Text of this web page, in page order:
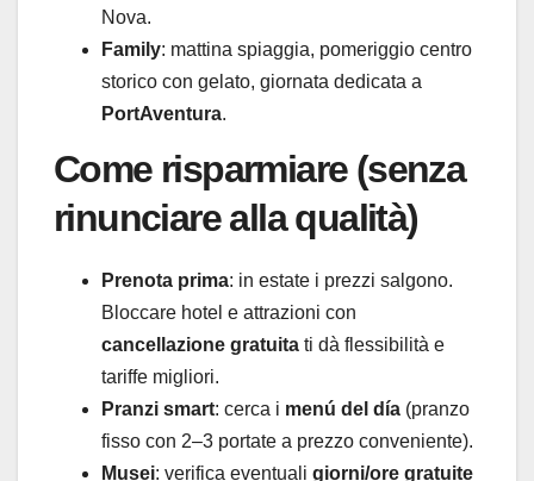
Nova.
Family: mattina spiaggia, pomeriggio centro
storico con gelato, giornata dedicata a
PortAventura.
Come risparmiare (senza
rinunciare alla qualità)
Prenota prima: in estate i prezzi salgono.
Bloccare hotel e attrazioni con
cancellazione gratuita ti dà flessibilità e
tariffe migliori.
Pranzi smart: cerca i menú del día (pranzo
fisso con 2–3 portate a prezzo conveniente).
Musei: verifica eventuali giorni/ore gratuite